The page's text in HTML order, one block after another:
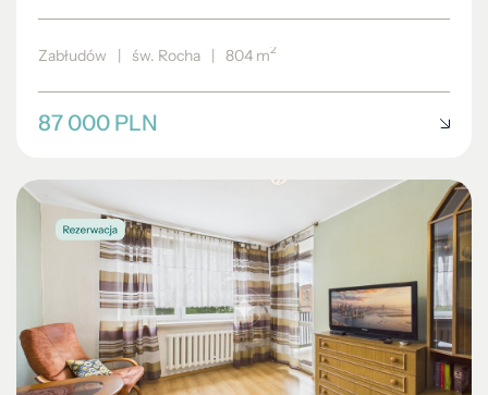
Zabłudów | św. Rocha | 804 m2
87 000 PLN